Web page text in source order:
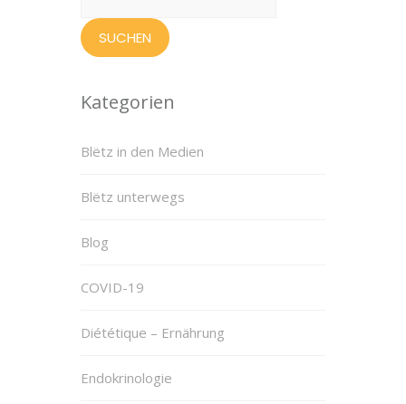
Kategorien
Blëtz in den Medien
Blëtz unterwegs
Blog
COVID-19
Diététique – Ernährung
Endokrinologie